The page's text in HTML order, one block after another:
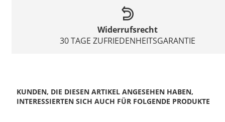
Widerrufsrecht
30 TAGE ZUFRIEDENHEITSGARANTIE
KUNDEN, DIE DIESEN ARTIKEL ANGESEHEN HABEN,
INTERESSIERTEN SICH AUCH FÜR FOLGENDE PRODUKTE